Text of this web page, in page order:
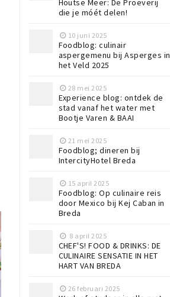
Houtse Meer: De Proeverij
die je móét delen!
10 juni 2025
Foodblog: culinair
aspergemenu bij Asperges in
het Veld 2025
28 mei 2025
Experience blog: ontdek de
stad vanaf het water met
Bootje Varen & BAAI
21 mei 2025
Foodblog; dineren bij
IntercityHotel Breda
15 april 2025
Foodblog: Op culinaire reis
door Mexico bij Kej Caban in
Breda
8 april 2025
CHEF'S! FOOD & DRINKS: DE
CULINAIRE SENSATIE IN HET
HART VAN BREDA
26 februari 2025